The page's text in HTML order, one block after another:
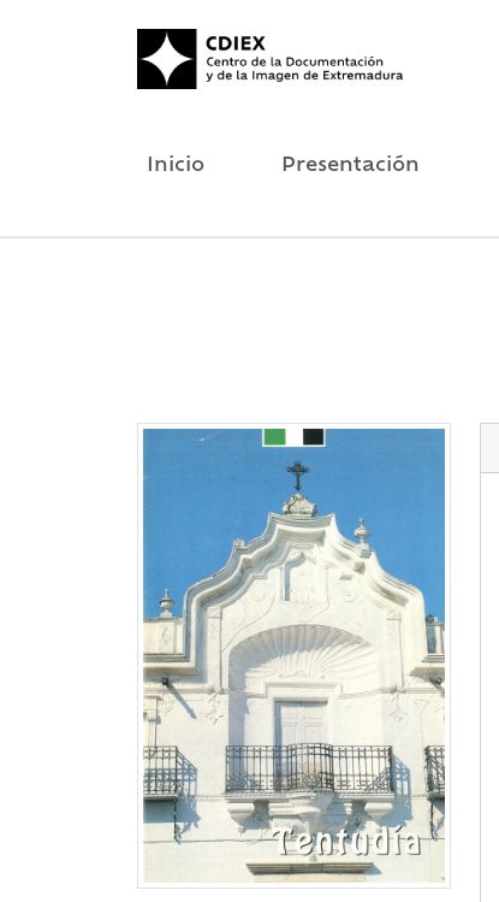
Inicio Presentación